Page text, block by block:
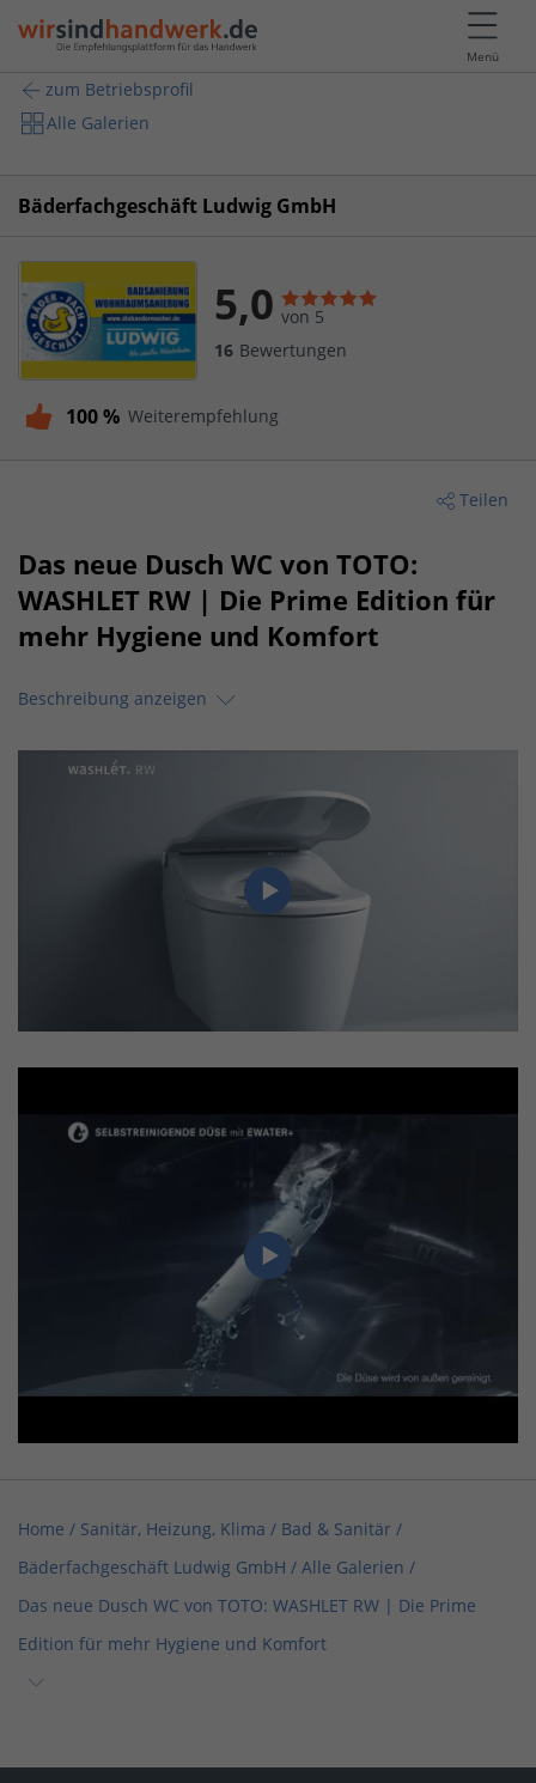
Menü
zum Betriebsprofil
Alle Galerien
Bäderfachgeschäft Ludwig GmbH
5,0 von 5
16 Bewertungen
100 % Weiterempfehlung
Teilen
Das neue Dusch WC von TOTO:
WASHLET RW | Die Prime Edition für
mehr Hygiene und Komfort
Beschreibung anzeigen
Home / Sanitär, Heizung, Klima / Bad & Sanitär /
Bäderfachgeschäft Ludwig GmbH / Alle Galerien /
Das neue Dusch WC von TOTO: WASHLET RW | Die Prime
Edition für mehr Hygiene und Komfort
Bäderfachgeschäft Ludwig GmbH / Alle Galerien /